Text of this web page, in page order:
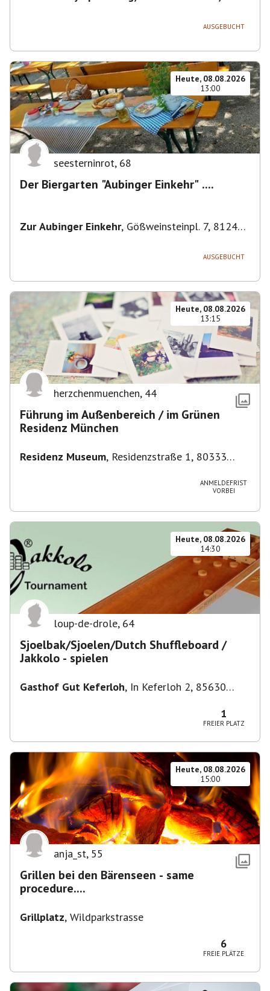
AUSGEBUCHT
Heute, 08.08.2026
13:00
seesterninrot, 68
Der Biergarten "Aubinger Einkehr" ....
Zur Aubinger Einkehr, Gößweinsteinpl. 7, 81249
AUSGEBUCHT
Heute, 08.08.2026
13:15
herzchenmuenchen, 44
Führung im Außenbereich / im Grünen
Residenz München
Residenz Museum, Residenzstraße 1, 80333
ANMELDEFRIST
VORBEI
Heute, 08.08.2026
14:30
loup-de-drole, 64
Sjoelbak/Sjoelen/Dutch Shuffleboard /
Jakkolo - spielen
Gasthof Gut Keferloh, In Keferloh 2, 85630
1
FREIER PLATZ
Heute, 08.08.2026
15:00
anja_st, 55
Grillen bei den Bärenseen - same
procedure....
Grillplatz, Wildparkstrasse
6
FREIE PLÄTZE